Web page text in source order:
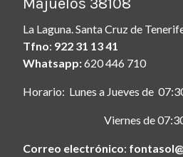
La Laguna. Santa Cruz de
Tfno: 922 31 13 41
Whatsapp:620 446 710
Horario: Lunes a Jueves de
Viernes de 07:30 -
Correo electrónico: